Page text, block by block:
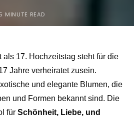
5 MINUTE READ
als 17. Hochzeitstag steht für die
Jahre verheiratet zusein.
und elegante Blumen, die
und Formen bekannt sind. Die
für Schönheit, Liebe, und